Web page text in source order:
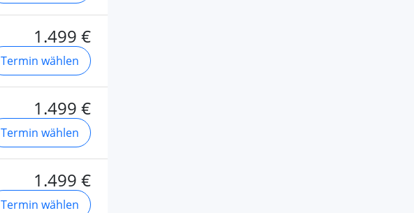
1.499 €
Termin wählen
1.499 €
Termin wählen
1.499 €
Termin wählen